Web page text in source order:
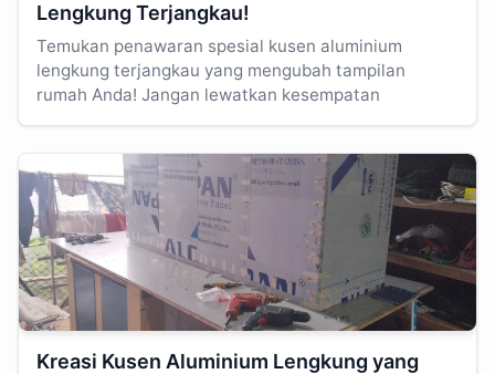
Lengkung Terjangkau!
Temukan penawaran spesial kusen aluminium
lengkung terjangkau yang mengubah tampilan
rumah Anda! Jangan lewatkan kesempatan
Kreasi Kusen Aluminium Lengkung yang